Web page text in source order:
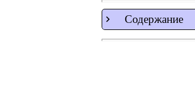
Содержание